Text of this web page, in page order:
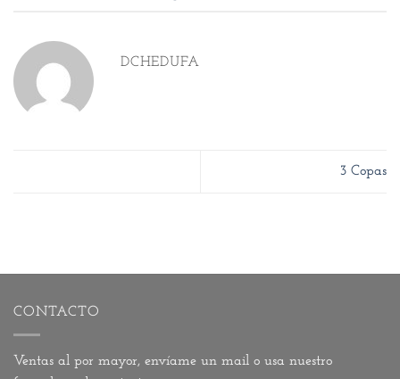
DCHEDUFA
3 Copas
CONTACTO
Ventas al por mayor, envíame un mail o usa nuestro